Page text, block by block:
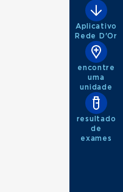
Aplicativo
Rede D'Or
encontre
uma
unidade
resultado
de
exames